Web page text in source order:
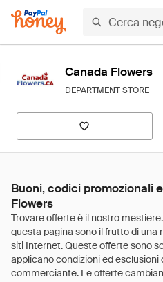
Canada Flowers
DEPARTMENT STORE
Buoni, codici promozionali
Flowers